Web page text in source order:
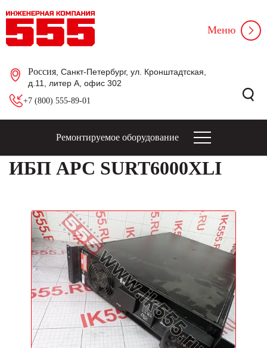
Россия , Санкт-Петербург, ул. Кронштадтская,
д.11, литер А, офис 302
+7 (800) 555-89-01
Меню
Ремонтируемое оборудование
ИБП APC SURT6000XLI